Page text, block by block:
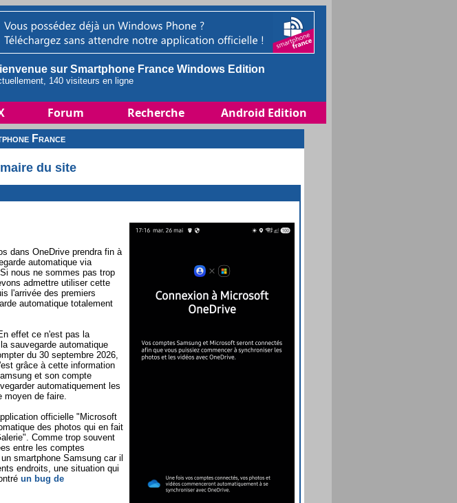
sur Smartphone France Windows Edition
140 visiteurs en ligne
Forum Recherche Android Edition
France
du site
dans OneDrive prendra fin à
automatique via
nous ne sommes pas trop
admettre utiliser cette
l'arrivée des premiers
automatique totalement
effet ce n'est pas la
sauvegarde automatique
du 30 septembre 2026,
grâce à cette information
et son compte
automatiquement les
de faire.
officielle "Microsoft
des photos qui en fait
Comme trop souvent
entre les comptes
smartphone Samsung car il
endroits, une situation qui
un bug de